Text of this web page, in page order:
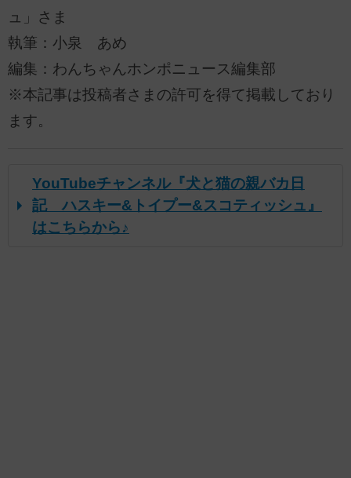
ュ」さま
執筆：小泉 あめ
編集：わんちゃんホンポニュース編集部
※本記事は投稿者さまの許可を得て掲載しており
ます。
YouTubeチャンネル『犬と猫の親バカ日
記 ハスキー&トイプー&スコティッシュ』
はこちらから♪